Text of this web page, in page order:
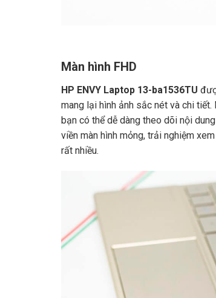
Màn hình FHD
HP ENVY Laptop 13-ba1536TU
mang lại hình ảnh sắc nét và chi
bạn có thể dễ dàng theo dõi nội
viền màn hình mỏng, trải nghiệm
rất nhiều.